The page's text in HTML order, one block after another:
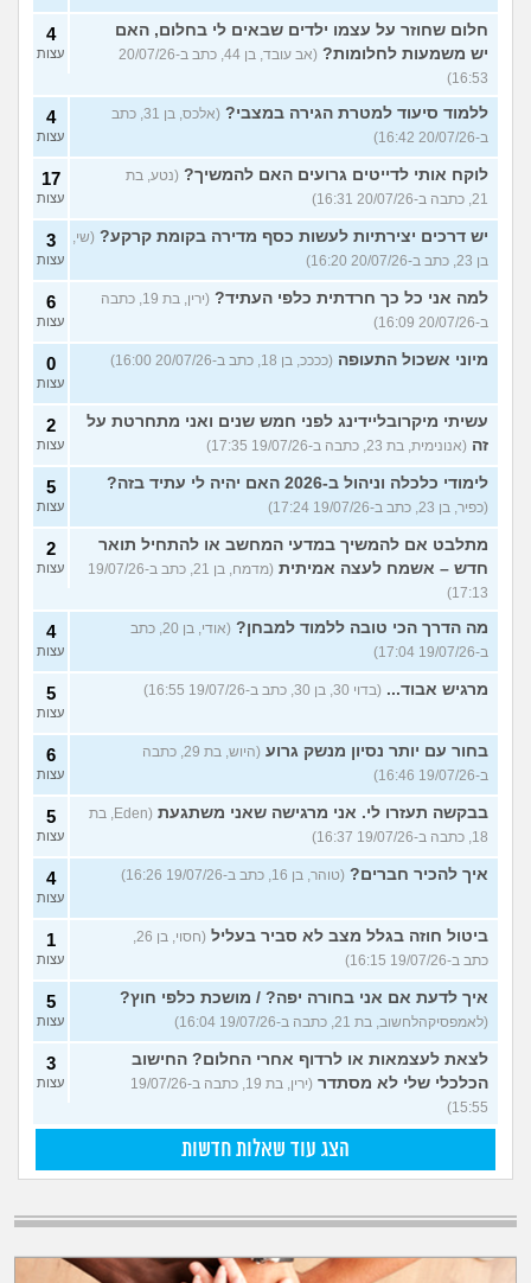
חלום שחוזר על עצמו ילדים שבאים לי בחלום, האם
יש משמעות לחלומות?
(אב עובד, בן 44, כתב ב-20/07/26
16:53)
4
עצות
ללמוד סיעוד למטרת הגירה במצבי?
(אלכס, בן 31, כתב
ב-20/07/26 16:42)
4
עצות
לוקח אותי לדייטים גרועים האם להמשיך? (נטע, בת
21, כתבה ב-20/07/26 16:31)
17
עצות
יש דרכים יצירתיות לעשות כסף מדירה בקומת קרקע? (שי,
בן 23, כתב ב-20/07/26 16:20)
3
עצות
למה אני כל כך חרדתית כלפי העתיד?
(ירין, בת 19, כתבה
ב-20/07/26 16:09)
6
עצות
מיוני אשכול התעופה (ככככ, בן 18, כתב ב-20/07/26 16:00) 0
עצות
עשיתי מיקרובליידינג לפני חמש שנים ואני מתחרטת על
זה (אנונימית, בת 23, כתבה ב-19/07/26 17:35)
2
עצות
לימודי כלכלה וניהול ב-2026 האם יהיה לי עתיד בזה?
(כפיר, בן 23, כתב ב-19/07/26 17:24)
5
עצות
מתלבט אם להמשיך במדעי המחשב או להתחיל תואר
חדש – אשמח לעצה אמיתית
(מדמח, בן 21, כתב ב-19/07/26
17:13)
2
עצות
מה הדרך הכי טובה ללמוד למבחן?
(אודי, בן 20, כתב
ב-19/07/26 17:04)
4
עצות
מרגיש אבוד... (בדוי 30, בן 30, כתב ב-19/07/26 16:55) 5
עצות
בחור עם יותר נסיון מנשק גרוע
(היוש, בת 29, כתבה
ב-19/07/26 16:46)
6
עצות
בבקשה תעזרו לי. אני מרגישה שאני משתגעת
(Eden, בת
18, כתבה ב-19/07/26 16:37)
5
עצות
איך להכיר חברים? (טוהר, בן 16, כתב ב-19/07/26 16:26) 4
עצות
ביטול חוזה בגלל מצב לא סביר בעליל
כתב ב-19/07/26 16:15)
1
עצות
איך לדעת אם אני בחורה יפה? / מושכת כלפי חוץ?
(לאמפסיקהלחשוב, בת 21, כתבה ב-19/07/26 16:04)
5
עצות
לצאת לעצמאות או לרדוף אחרי החלום? החישוב
הכלכלי שלי לא מסתדר
(ירין, בת 19, כתבה ב-19/07/26
15:55)
3
עצות
הצג עוד שאלות חדשות